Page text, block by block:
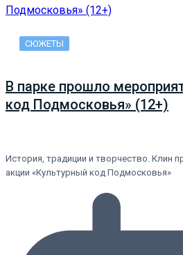
СЮЖЕТЫ
В парке прошло
код Подмосковья» (12+)
История, традиции и творчество. Клин
акции «Культурный код Подмосковья»